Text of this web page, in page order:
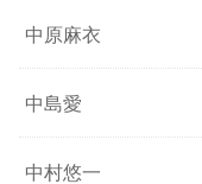
中原麻衣
中島愛
中村悠一